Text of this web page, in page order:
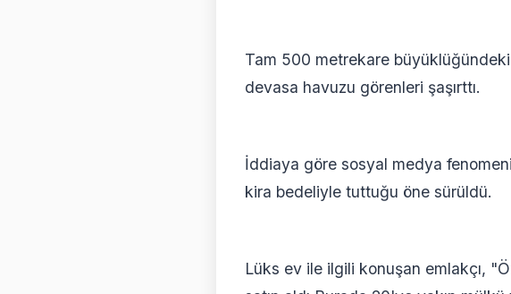
Tam 500 metrekare
devasa havuzu görenleri şaşırttı.
İddiaya göre sosyal medya
kira bedeliyle tuttuğu öne sürüldü.
Lüks ev ile ilgili konuşan emlakçı,